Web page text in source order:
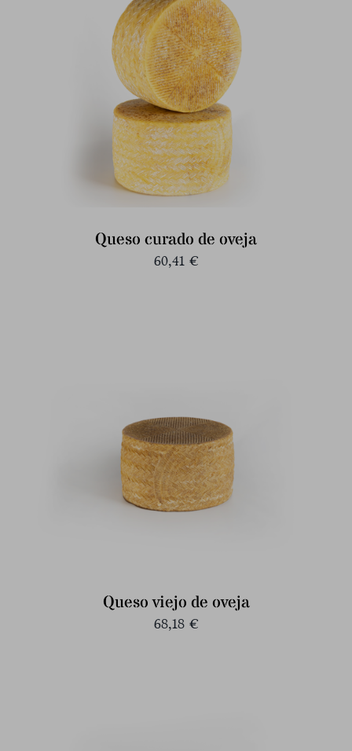
Queso curado de oveja
60,41 €
Queso viejo de oveja
68,18 €